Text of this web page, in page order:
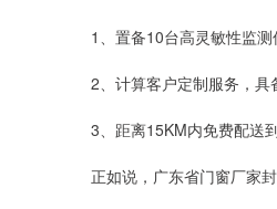
1、置备10台高灵敏性监
2、计算客户定制服务，具
3、距离15KM内免费配送
正如说，广东省门窗厂家